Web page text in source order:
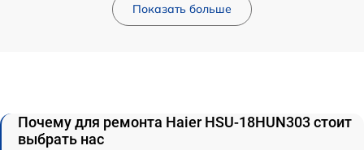
Показать больше
Почему для ремонта Haier HSU-18HUN303 стоит
выбрать нас